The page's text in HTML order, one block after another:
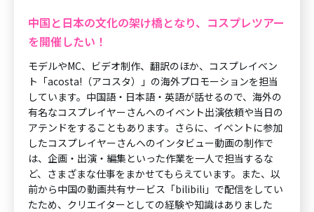
中国と日本の文化の架け橋となり、コスプレツアー
を開催したい！
モデルやMC、ビデオ制作、翻訳のほか、コスプレイベン
ト「acosta!（アコスタ）」の海外プロモーションを担当
しています。中国語・日本語・英語が話せるので、海外の
有名なコスプレイヤーさんへのイベント出演依頼や当日の
アテンドをすることもあります。さらに、イベントに参加
したコスプレイヤーさんへのインタビュー動画の制作で
は、企画・出演・編集といった作業を一人で担当するな
ど、さまざまな仕事をまかせてもらえています。また、以
前から中国の動画共有サービス「bilibili」で配信をしてい
たため、クリエイターとしての経験や知識はありました